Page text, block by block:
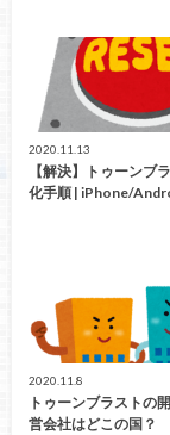
2020.11.13
【解決】トゥーンブ
化手順 | iPhone/
2020.11.8
トゥーンブラストの
営会社はどこの国？